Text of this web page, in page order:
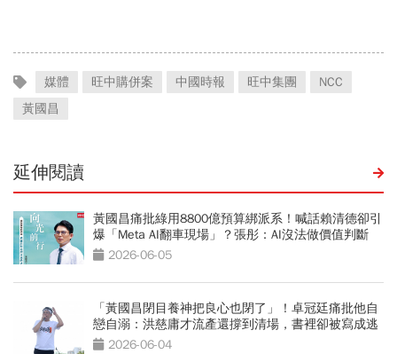
媒體 旺中購併案 中國時報 旺中集團
NCC
黃國昌
延伸閱讀
黃國昌痛批綠用8800億預算綁派系！喊話賴清德卻引
爆「Meta AI翻車現場」？張彤：AI沒法做價值判斷
2026-06-05
「黃國昌閉目養神把良心也閉了」！卓冠廷痛批他自
戀自溺：洪慈庸才流產還撐到清場，書裡卻被寫成逃
兵？2026-06-04